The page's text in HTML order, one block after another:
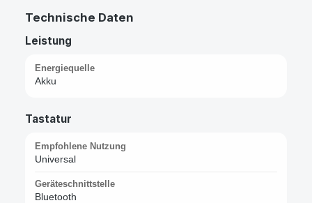
Technische Daten
Leistung
Energiequelle
Akku
Tastatur
Empfohlene Nutzung
Universal
Geräteschnittstelle
Bluetooth